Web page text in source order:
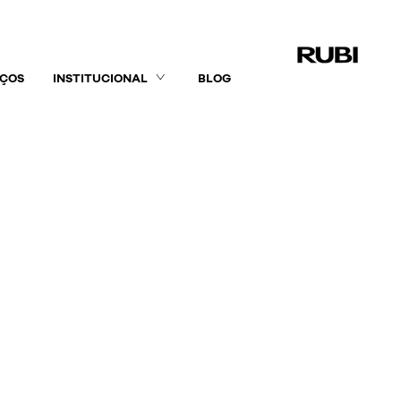
INSTITUCIONAL BLOG